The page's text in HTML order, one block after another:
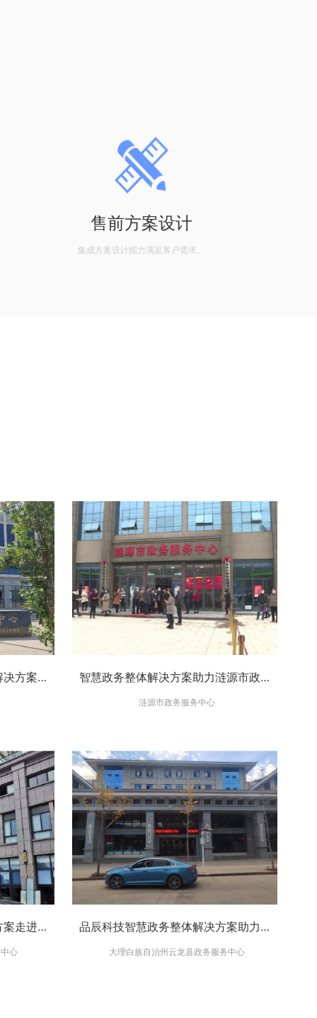
售前方案设计
集成方案设计能力满足客户需求。
祝贺三品智能智慧政务整体解决方案走进崇明县政务服务中心 智慧政务整体解决方案助力涟源市政务服务中心提升政务服务工作质量
涟源市政务服务中心
品辰科技智慧大厅整体解决方案走进赣州市石城县市民服务中心-规范现场秩序-提升办事效率
心
品辰科技智慧政务整体解决方案助力大理白族自治州云龙县政务服务中心提升政务服务质量
大理白族自治州云龙县政务服务中心